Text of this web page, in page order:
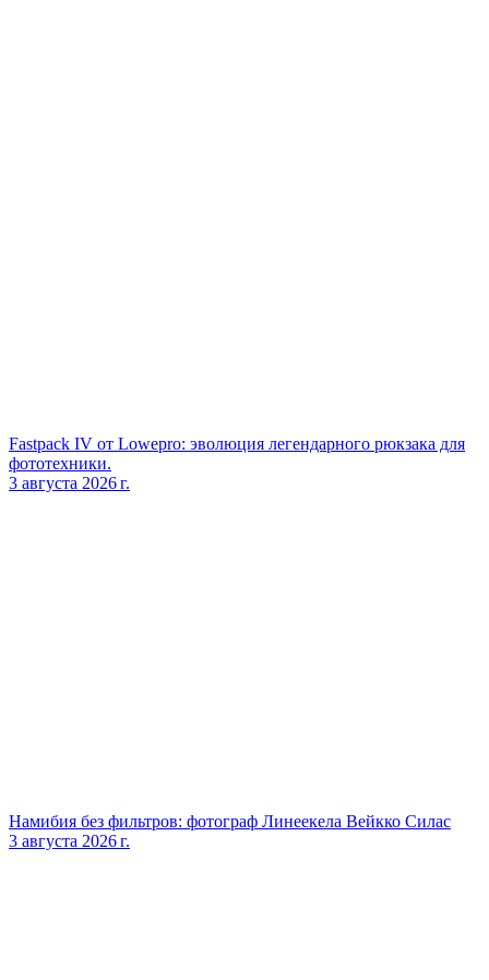
Fastpack IV от Lowepro: эволюция легендарного рюкзака для
фототехники.
3 августа 2026 г.
Намибия без фильтров: фотограф Линеекела Вейкко Силас
3 августа 2026 г.